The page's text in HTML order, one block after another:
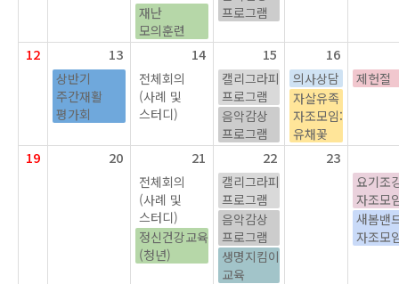
재난
모의훈련
프로그램
12 13
상반기
주간재활
평가회
14
전체회의
(사례 및
스터디)
15
캘리그라피
프로그램
음악감상
프로그램
16
의사상담
자살유족
자조모임:
유채꽃
제헌절
19 20 21
전체회의
(사례 및
스터디)
정신건강교육
(청년)
22
캘리그라피
프로그램
음악감상
프로그램
생명지킴이
교육
23
요기조
자조모
새봄밴
자조모